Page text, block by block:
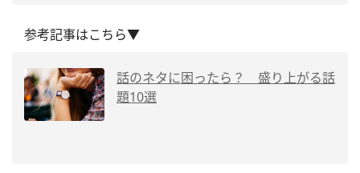
参考記事はこちら▼
話のネタに困ったら？ 盛り上がる話
題10選